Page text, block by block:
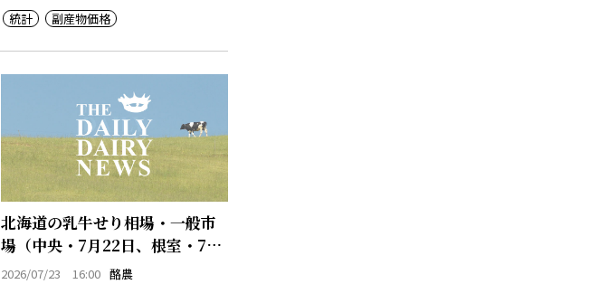
統計
副産物価格
北海道の乳牛せり相場・一般市
場（中央・7月22日、根室・7月
22日）
2026/07/23 16:00 酪農